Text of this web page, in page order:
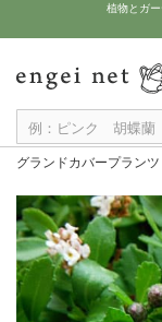
植物とガ
グランドカバープランツ
送料無料商品
草花の
送料無料商品
植物の